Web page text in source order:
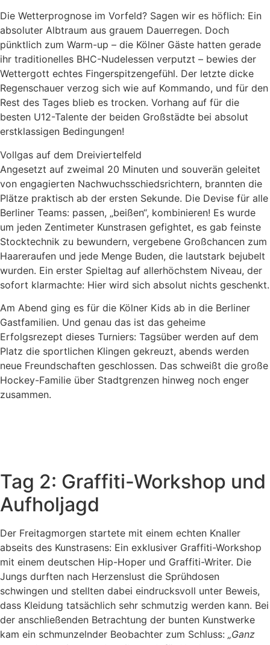
Die Wetterprognose im Vorfeld? Sagen wir es höflich: Ein
absoluter Albtraum aus grauem Dauerregen. Doch
pünktlich zum Warm-up – die Kölner Gäste hatten gerade
ihr traditionelles BHC-Nudelessen verputzt – bewies der
Wettergott echtes Fingerspitzengefühl. Der letzte dicke
Regenschauer verzog sich wie auf Kommando, und für den
Rest des Tages blieb es trocken. Vorhang auf für die
besten U12-Talente der beiden Großstädte bei absolut
erstklassigen Bedingungen!
Vollgas auf dem Dreiviertelfeld
Angesetzt auf zweimal 20 Minuten und souverän geleitet
von engagierten Nachwuchsschiedsrichtern, brannten die
Plätze praktisch ab der ersten Sekunde. Die Devise für alle
Berliner Teams: passen, „beißen“, kombinieren! Es wurde
um jeden Zentimeter Kunstrasen gefightet, es gab feinste
Stocktechnik zu bewundern, vergebene Großchancen zum
Haareraufen und jede Menge Buden, die lautstark bejubelt
wurden. Ein erster Spieltag auf allerhöchstem Niveau, der
sofort klarmachte: Hier wird sich absolut nichts geschenkt.
Am Abend ging es für die Kölner Kids ab in die Berliner
Gastfamilien. Und genau das ist das geheime
Erfolgsrezept dieses Turniers: Tagsüber werden auf dem
Platz die sportlichen Klingen gekreuzt, abends werden
neue Freundschaften geschlossen. Das schweißt die große
Hockey-Familie über Stadtgrenzen hinweg noch enger
zusammen.
Tag 2: Graffiti-Workshop und
Aufholjagd
Der Freitagmorgen startete mit einem echten Knaller
abseits des Kunstrasens: Ein exklusiver Graffiti-Workshop
mit einem deutschen Hip-Hoper und Graffiti-Writer. Die
Jungs durften nach Herzenslust die Sprühdosen
schwingen und stellten dabei eindrucksvoll unter Beweis,
dass Kleidung tatsächlich sehr schmutzig werden kann. Bei
der anschließenden Betrachtung der bunten Kunstwerke
kam ein schmunzelnder Beobachter zum Schluss: „Ganz